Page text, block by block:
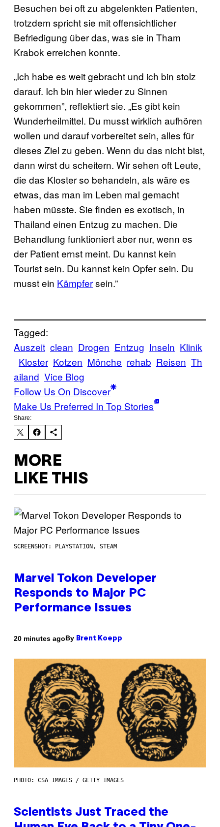
Besuchen bei oft zu abgelenkten Patienten,
trotzdem spricht sie mit offensichtlicher
Befriedigung über das, was sie in Tham
Krabok erreichen konnte.
„Ich habe es weit gebracht und ich bin stolz
darauf. Ich bin hier wieder zu Sinnen
gekommen”, reflektiert sie. „Es gibt kein
Wunderheilmittel. Du musst wirklich aufhören
wollen und darauf vorbereitet sein, alles für
dieses Ziel zu geben. Wenn du das nicht bist,
dann wirst du scheitern. Wir sehen oft Leute,
die das Kloster so behandeln, als wäre es
etwas, das man im Leben mal gemacht
haben müsste. Sie finden es exotisch, in
Thailand einen Entzug zu machen. Die
Behandlung funktioniert aber nur, wenn es
der Patient ernst meint. Du kannst kein
Tourist sein. Du kannst kein Opfer sein. Du
musst ein Kämpfersein.”
Tagged:
Auszeit clean Drogen Entzug Inseln Klinik
Kloster Kotzen Mönche rehab Reisen Th
ailand Vice Blog
Follow Us On Discover
Make Us Preferred In Top Stories
Share:
MORE
LIKE THIS
SCREENSHOT: PLAYSTATION, STEAM
Marvel Tokon Developer
Responds to Major PC
Performance Issues
20 minutes agoBy Brent Koepp
PHOTO: CSA IMAGES / GETTY IMAGES
Scientists Just Traced the